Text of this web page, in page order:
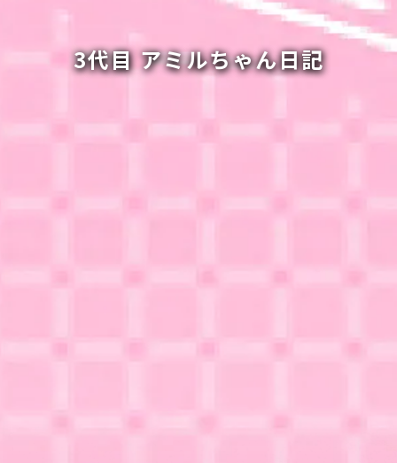
3代目 アミルちゃん日記